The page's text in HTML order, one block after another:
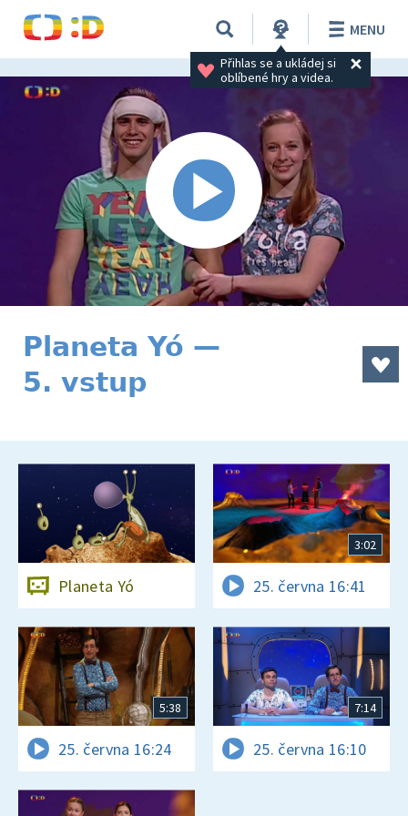
Přihlas se a ukládej si
oblíbené hry a videa.
MENU
Planeta Yó —
5. vstup
Planeta Yó
3:02
25. června 16:41
5:38
25. června 16:24
7:14
25. června 16:10